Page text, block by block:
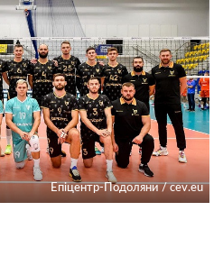
Епіцентр-Подоляни / cev.eu